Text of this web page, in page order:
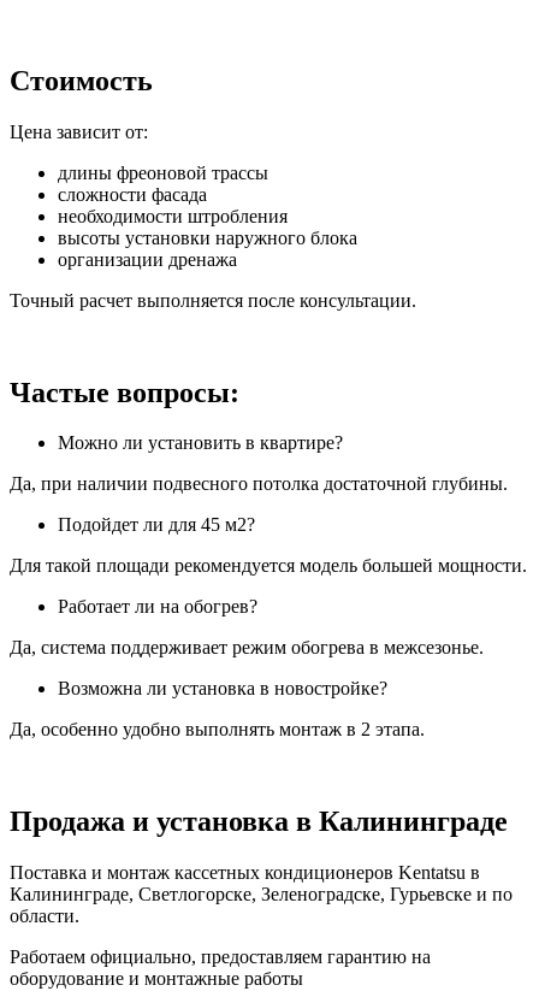
Стоимость
Цена зависит от:
длины фреоновой трассы
сложности фасада
необходимости штробления
высоты установки наружного блока
организации дренажа
Точный расчет выполняется после консультации.
Частые вопросы:
Можно ли установить в квартире?
Да, при наличии подвесного потолка достаточной глубины.
Подойдет ли для 45 м2?
Для такой площади рекомендуется модель большей мощности.
Работает ли на обогрев?
Да, система поддерживает режим обогрева в межсезонье.
Возможна ли установка в новостройке?
Да, особенно удобно выполнять монтаж в 2 этапа.
Продажа и установка в Калининграде
Поставка и монтаж кассетных кондиционеров Kentatsu в
Калининграде, Светлогорске, Зеленоградске, Гурьевске и по
области.
Работаем официально, предоставляем гарантию на
оборудование и монтажные работы